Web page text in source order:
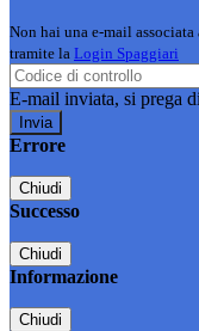
Non hai una e-mail
tramite la Login Spaggiari
E-mail inviata, si prega
Errore
Chiudi
Successo
Chiudi
Informazione
Chiudi